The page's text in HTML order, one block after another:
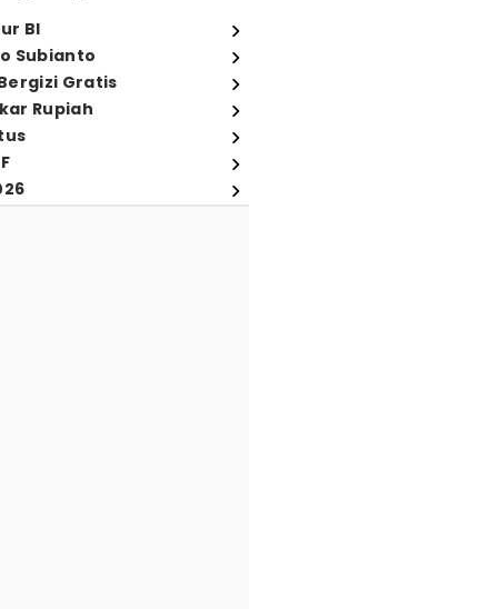
BI
Subianto
Gratis
Rupiah